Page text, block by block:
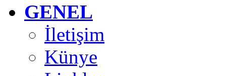
GENEL
İletişim
Künye